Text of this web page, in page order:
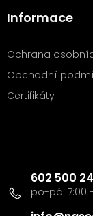
Informace
Ochrana
Obchodní
Certifikáty
602 500